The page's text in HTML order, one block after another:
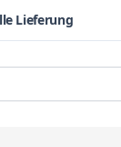
Lieferung